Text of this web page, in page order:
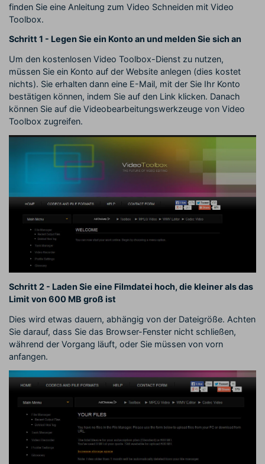
finden Sie eine Anleitung zum Video Schneiden mit Video
Toolbox.
Schritt 1 - Legen Sie ein Konto an und melden Sie sich an
Um den kostenlosen Video Toolbox-Dienst zu nutzen,
müssen Sie ein Konto auf der Website anlegen (dies kostet
nichts). Sie erhalten dann eine E-Mail, mit der Sie Ihr Konto
bestätigen können, indem Sie auf den Link klicken. Danach
können Sie auf die Videobearbeitungswerkzeuge von Video
Toolbox zugreifen.
Schritt 2 - Laden Sie eine Filmdatei hoch, die kleiner als das
Limit von 600 MB groß ist
Dies wird etwas dauern, abhängig von der Dateigröße. Achten
Sie darauf, dass Sie das Browser-Fenster nicht schließen,
während der Vorgang läuft, oder Sie müssen von vorn
anfangen.